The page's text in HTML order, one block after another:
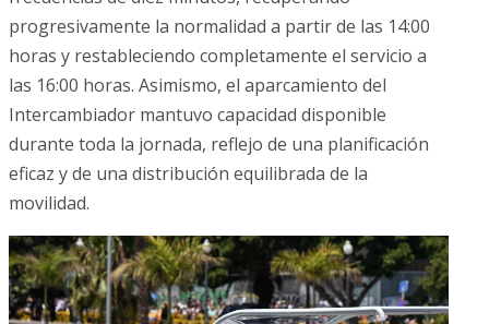
progresivamente la normalidad a partir de las 14:00
horas y restableciendo completamente el servicio a
las 16:00 horas. Asimismo, el aparcamiento del
Intercambiador mantuvo capacidad disponible
durante toda la jornada, reflejo de una planificación
eficaz y de una distribución equilibrada de la
movilidad.